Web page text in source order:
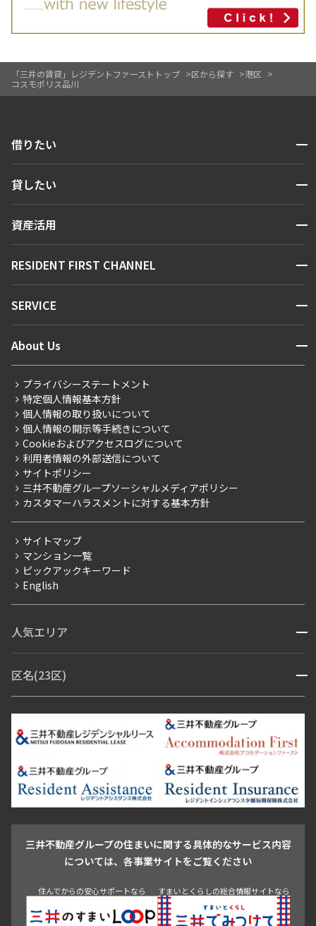
「三井の賃貸」レジデントファーストトップ 区から探す
港区
コスモポリス品川
借りたい 開閉
人気エリアから探す
新着情報から探す
新着募集情報
こだわりから探す
こだわり一覧
プレミアムマンション
新築
当社限定（港区・渋谷区）
当社限定（港区・渋谷区以外）
三井不動産企画
賃料改定
フリーレント
ペット可
ブランドマンション
貸したい 開閉
お問い合わせ
資産活用 開閉
お問い合わせ
RESIDENT FIRST CHANNEL 開閉
マンションレポート
住まいのコラム
SERVICE 開閉
会員ページ
ご入居・提携サービス
お部屋探しからご契約まで
よくあるご質問
社宅紹介
【仲介会社様向け】当社仲介事業部取り扱い物件入居申込
About Us 開閉
会社情報
事業案内
採用情報
ニュースリリース
お問い合わせ
プライバシーステートメント
特定個人情報基本方針
個人情報の取り扱いについて
個人情報の開示等手続きについて
Cookieおよびアクセスログについて
利用者情報の外部送信について
サイトポリシー
三井不動産グループソーシャルメディアポリシー
カスタマーハラスメントに対する基本方針
サイトマップ
マンション一覧
ピックアックキーワード
English
人気エリア 開閉
青山・表参道・原宿
市ヶ谷・神楽坂・飯田橋
三田・芝・浜松町
芝浦・汐留・品川
月島・勝どき・豊洲
本郷・春日・小石川
目白・高田馬場・早稲田
池尻大橋・三軒茶屋
祐天寺・学芸大学・自由が丘
駒沢・用賀・二子玉川
成城・砧
池袋・板橋・王子
青山 渋谷 東京・大手町 新宿 品川
目黒・中目黒
区名(23区) 開閉
江東区 台東区 墨田区
中野区
豊島区
杉並区 板橋区 練馬区 荒川区
足立区
葛飾区
江戸川区
三井不動産グループの住まいに関する具体的なサービス内容
については、各事業サイトをご覧ください
住んでからの安心サポートなら すまいとくらしの総合情報サイトなら